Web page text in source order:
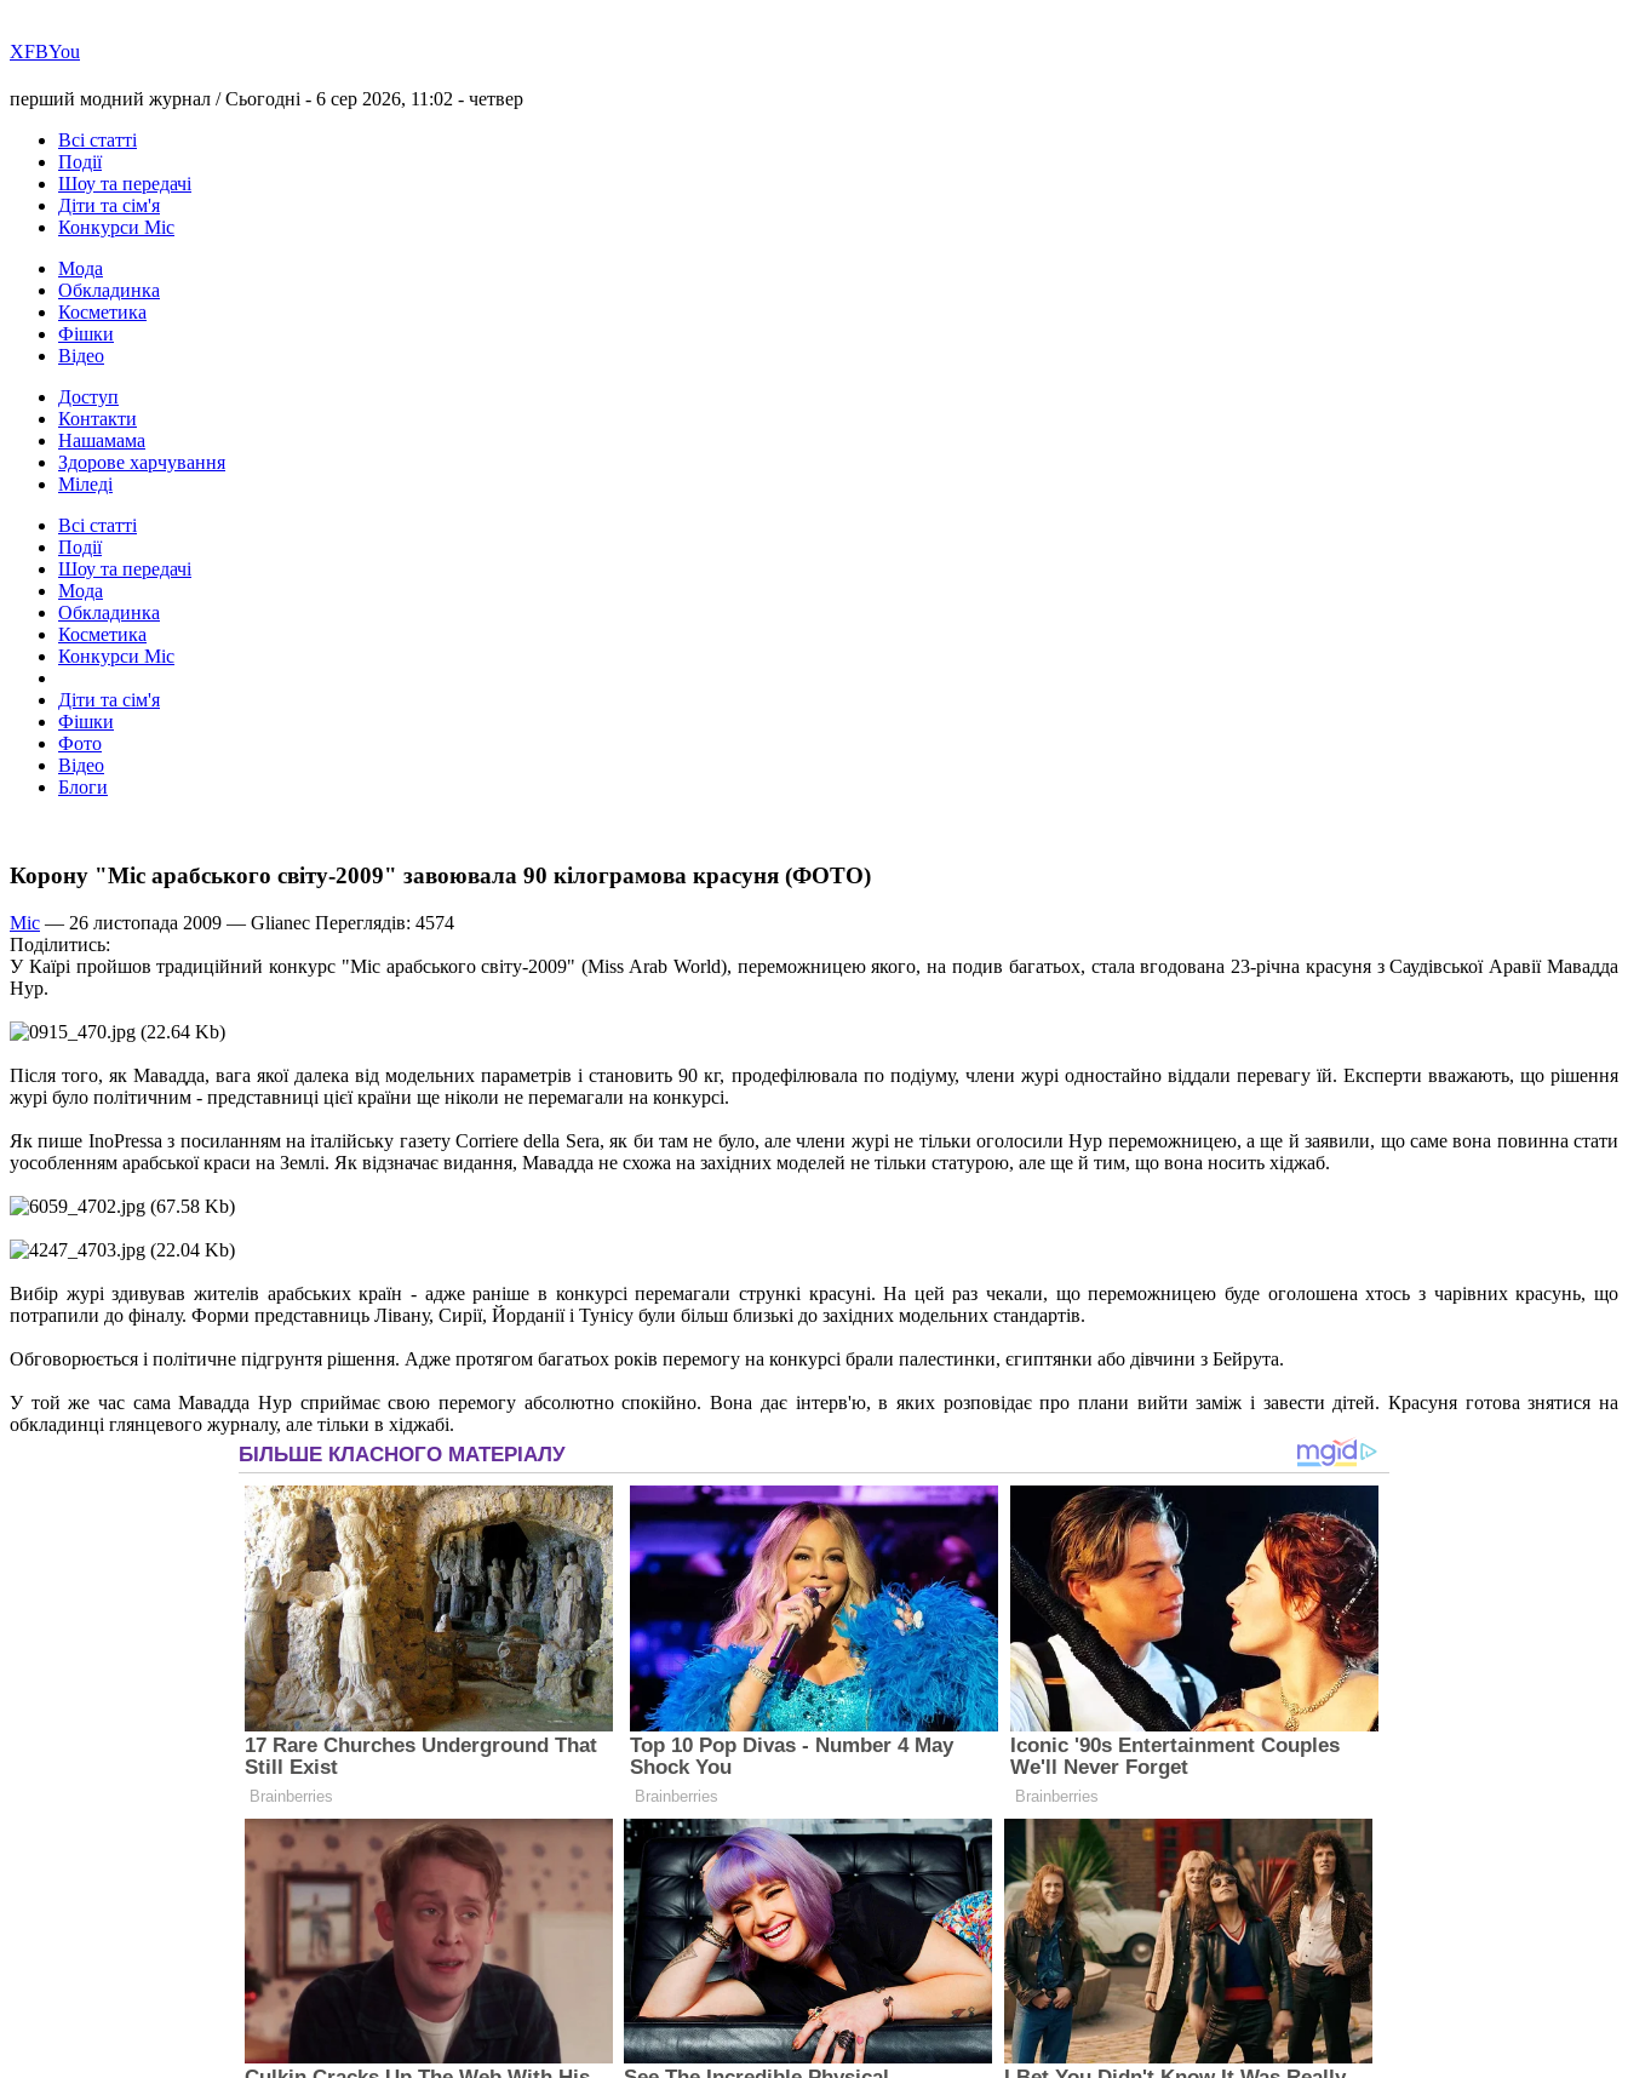
ХFBYou
перший модний журнал /Сьогодні - 6 сер 2026, 11:02 - четвер
Всі статті
Події
Шоу та передачі
Діти та сім'я
Конкурси Міс
Мода
Обкладинка
Косметика
Фішки
Відео
Доступ
Контакти
Нашамама
Здорове харчування
Міледі
Всі статті
Події
Шоу та передачі
Мода
Обкладинка
Косметика
Конкурси Міс
Діти та сім'я
Фішки
Фото
Відео
Блоги
Корону "Міс арабського світу-2009" завоювала 90 кілограмова красуня (ФОТО)
Міс — 26 листопада 2009 — Glianec Переглядів: 4574
Поділитись:
У Каїрі пройшов традиційний конкурс "Міс арабського світу-2009" (Miss Arab World), переможницею якого, на подив багатьох, стала вгодована 23-річна красуня з Саудівської Аравії Мавадда
Нур.
Після того, як Мавадда, вага якої далека від модельних параметрів і становить 90 кг, продефілювала по подіуму, члени журі одностайно віддали перевагу їй. Експерти вважають, що рішення
журі було політичним - представниці цієї країни ще ніколи не перемагали на конкурсі.
Як пише InoPressa з посиланням на італійську газету Corriere della Sera, як би там не було, але члени журі не тільки оголосили Нур переможницею, а ще й заявили, що саме вона повинна стати
уособленням арабської краси на Землі. Як відзначає видання, Мавадда не схожа на західних моделей не тільки статурою, але ще й тим, що вона носить хіджаб.
Вибір журі здивував жителів арабських країн - адже раніше в конкурсі перемагали стрункі красуні. На цей раз чекали, що переможницею буде оголошена хтось з чарівних красунь, що
потрапили до фіналу. Форми представниць Лівану, Сирії, Йорданії і Тунісу були більш близькі до західних модельних стандартів.
Обговорюється і політичне підгрунтя рішення. Адже протягом багатьох років перемогу на конкурсі брали палестинки, єгиптянки або дівчини з Бейрута.
У той же час сама Мавадда Нур сприймає свою перемогу абсолютно спокійно. Вона дає інтерв'ю, в яких розповідає про плани вийти заміж і завести дітей. Красуня готова знятися на
обкладинці глянцевого журналу, але тільки в хіджабі.